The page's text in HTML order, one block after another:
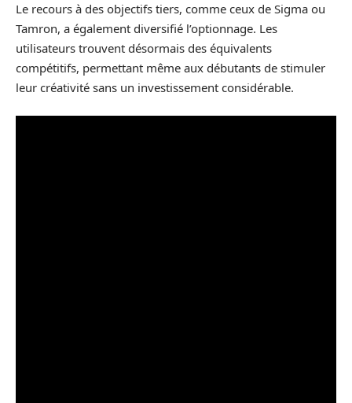
Le recours à des objectifs tiers, comme ceux de Sigma ou
Tamron, a également diversifié l’optionnage. Les
utilisateurs trouvent désormais des équivalents
compétitifs, permettant même aux débutants de stimuler
leur créativité sans un investissement considérable.